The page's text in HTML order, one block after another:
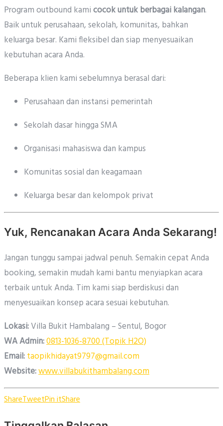
Program outbound kamicocok untuk berbagai kalangan.
Baik untuk perusahaan, sekolah, komunitas, bahkan
keluarga besar. Kami fleksibel dan siap menyesuaikan
kebutuhan acara Anda.
Beberapa klien kami sebelumnya berasal dari:
Perusahaan dan instansi pemerintah
Sekolah dasar hingga SMA
Organisasi mahasiswa dan kampus
Komunitas sosial dan keagamaan
Keluarga besar dan kelompok privat
Yuk, Rencanakan Acara Anda Sekarang!
Jangan tunggu sampai jadwal penuh. Semakin cepat Anda
booking, semakin mudah kami bantu menyiapkan acara
terbaik untuk Anda. Tim kami siap berdiskusi dan
menyesuaikan konsep acara sesuai kebutuhan.
Lokasi:Villa Bukit Hambalang – Sentul, Bogor
WA Admin:0813-1036-8700 (Topik H2O)
Email:taopikhidayat9797@gmail.com
Website:www.villabukithambalang.com
ShareTweetPin itShare